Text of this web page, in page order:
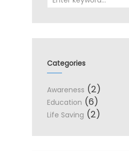
Categories
Awareness (2)
Education (6)
Life Saving (2)